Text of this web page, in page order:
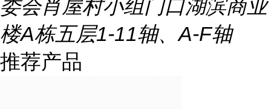
委会肖屋村小组门口湖滨商业
楼A栋五层1-11轴、A-F轴
推荐产品